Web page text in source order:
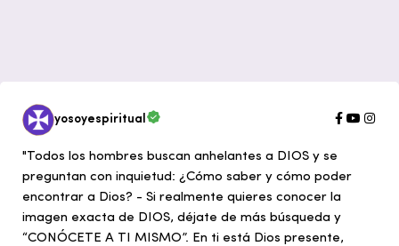
yosoyespiritual
"Todos los hombres buscan anhelantes a DIOS y se
preguntan con inquietud: ¿Cómo saber y cómo poder
encontrar a Dios? - Si realmente quieres conocer la
imagen exacta de DIOS, déjate de más búsqueda y
“CONÓCETE A TI MISMO”. En ti está Dios presente,